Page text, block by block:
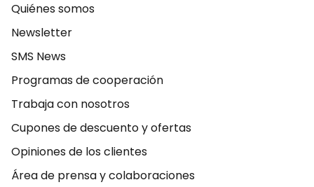
Quiénes somos
Newsletter
SMS News
Programas de cooperación
Trabaja con nosotros
Cupones de descuento y ofertas
Opiniones de los clientes
Área de prensa y colaboraciones